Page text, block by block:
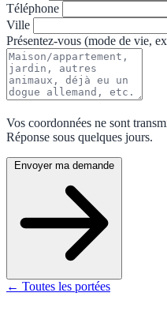
Téléphone
Ville
Présentez-vous (mode de vie,
Vos coordonnées ne sont
Réponse sous quelques jours.
Envoyer ma demande
← Toutes les portées